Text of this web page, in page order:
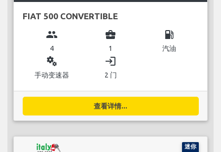
FIAT 500 CONVERTIBLE
group
4
business_center
1
local_gas_station
汽油
miscellaneous_services
手动变速器
login
2 门
查看详情...
迷你